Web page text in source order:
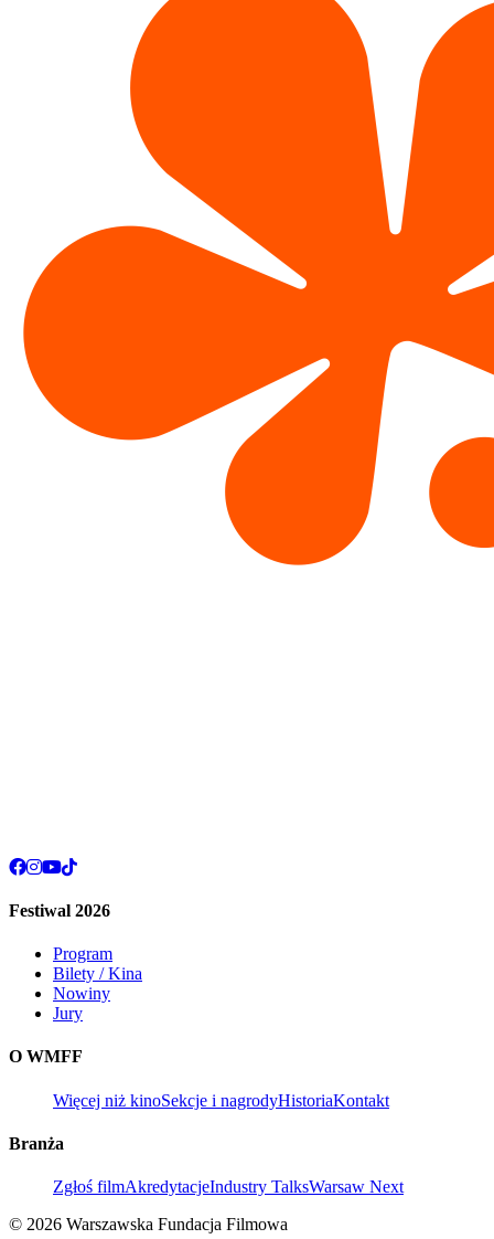
Festiwal 2026
Program
Bilety / Kina
Nowiny
Jury
O WMFF
Więcej niż kinoSekcje i nagrodyHistoriaKontakt
Branża
Zgłoś filmAkredytacjeIndustry TalksWarsaw Next
© 2026 Warszawska Fundacja Filmowa